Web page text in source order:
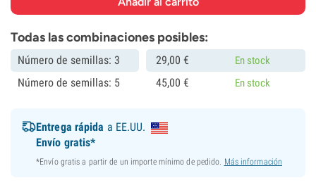
Todas las combinaciones posibles:
Número de semillas: 3 29,00 € En stock
Número de semillas: 5 45,00 € En stock
Entrega rápida a EE.UU.
Envío gratis*
*Envío gratis a partir de un importe mínimo de pedido. Más información